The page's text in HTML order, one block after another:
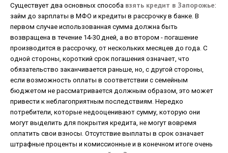
Существует два основных способа взять кредит в Запорожье:
займ до зарплаты в МФО и кредиты в рассрочку в банке. В
первом случае использованная сумма должна быть
возвращена в течение 14-30 дней, а во втором - погашение
производится в рассрочку, от нескольких месяцев до года. С
одной стороны, короткий срок погашения означает, что
обязательство заканчивается раньше, но, с другой стороны,
если возможность оплаты в соответствии с семейным
бюджетом не рассматривается должным образом, это может
привести к неблагоприятным последствиям. Нередко
потребители, которые недооценивают сумму, которую они
могут выделить для покрытия кредита, не могут вовремя
оплатить свои взносы. Отсутствие выплаты в срок означает
штрафные проценты и комиссионные и в конечном итоге очень